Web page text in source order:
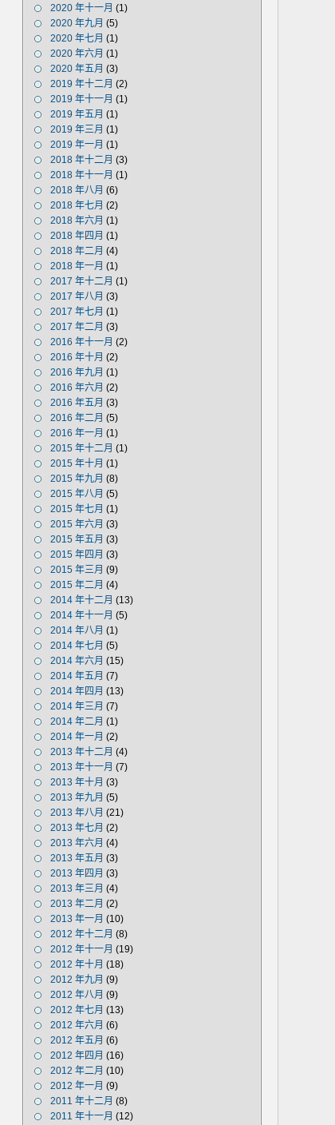
2020 年十一月 (1)
2020 年九月 (5)
2020 年七月 (1)
2020 年六月 (1)
2020 年五月 (3)
2019 年十二月 (2)
2019 年十一月 (1)
2019 年五月 (1)
2019 年三月 (1)
2019 年一月 (1)
2018 年十二月 (3)
2018 年十一月 (1)
2018 年八月 (6)
2018 年七月 (2)
2018 年六月 (1)
2018 年四月 (1)
2018 年二月 (4)
2018 年一月 (1)
2017 年十二月 (1)
2017 年八月 (3)
2017 年七月 (1)
2017 年二月 (3)
2016 年十一月 (2)
2016 年十月 (2)
2016 年九月 (1)
2016 年六月 (2)
2016 年五月 (3)
2016 年二月 (5)
2016 年一月 (1)
2015 年十二月 (1)
2015 年十月 (1)
2015 年九月 (8)
2015 年八月 (5)
2015 年七月 (1)
2015 年六月 (3)
2015 年五月 (3)
2015 年四月 (3)
2015 年三月 (9)
2015 年二月 (4)
2014 年十二月 (13)
2014 年十一月 (5)
2014 年八月 (1)
2014 年七月 (5)
2014 年六月 (15)
2014 年五月 (7)
2014 年四月 (13)
2014 年三月 (7)
2014 年二月 (1)
2014 年一月 (2)
2013 年十二月 (4)
2013 年十一月 (7)
2013 年十月 (3)
2013 年九月 (5)
2013 年八月 (21)
2013 年七月 (2)
2013 年六月 (4)
2013 年五月 (3)
2013 年四月 (3)
2013 年三月 (4)
2013 年二月 (2)
2013 年一月 (10)
2012 年十二月 (8)
2012 年十一月 (19)
2012 年十月 (18)
2012 年九月 (9)
2012 年八月 (9)
2012 年七月 (13)
2012 年六月 (6)
2012 年五月 (6)
2012 年四月 (16)
2012 年二月 (10)
2012 年一月 (9)
2011 年十二月 (8)
2011 年十一月 (12)